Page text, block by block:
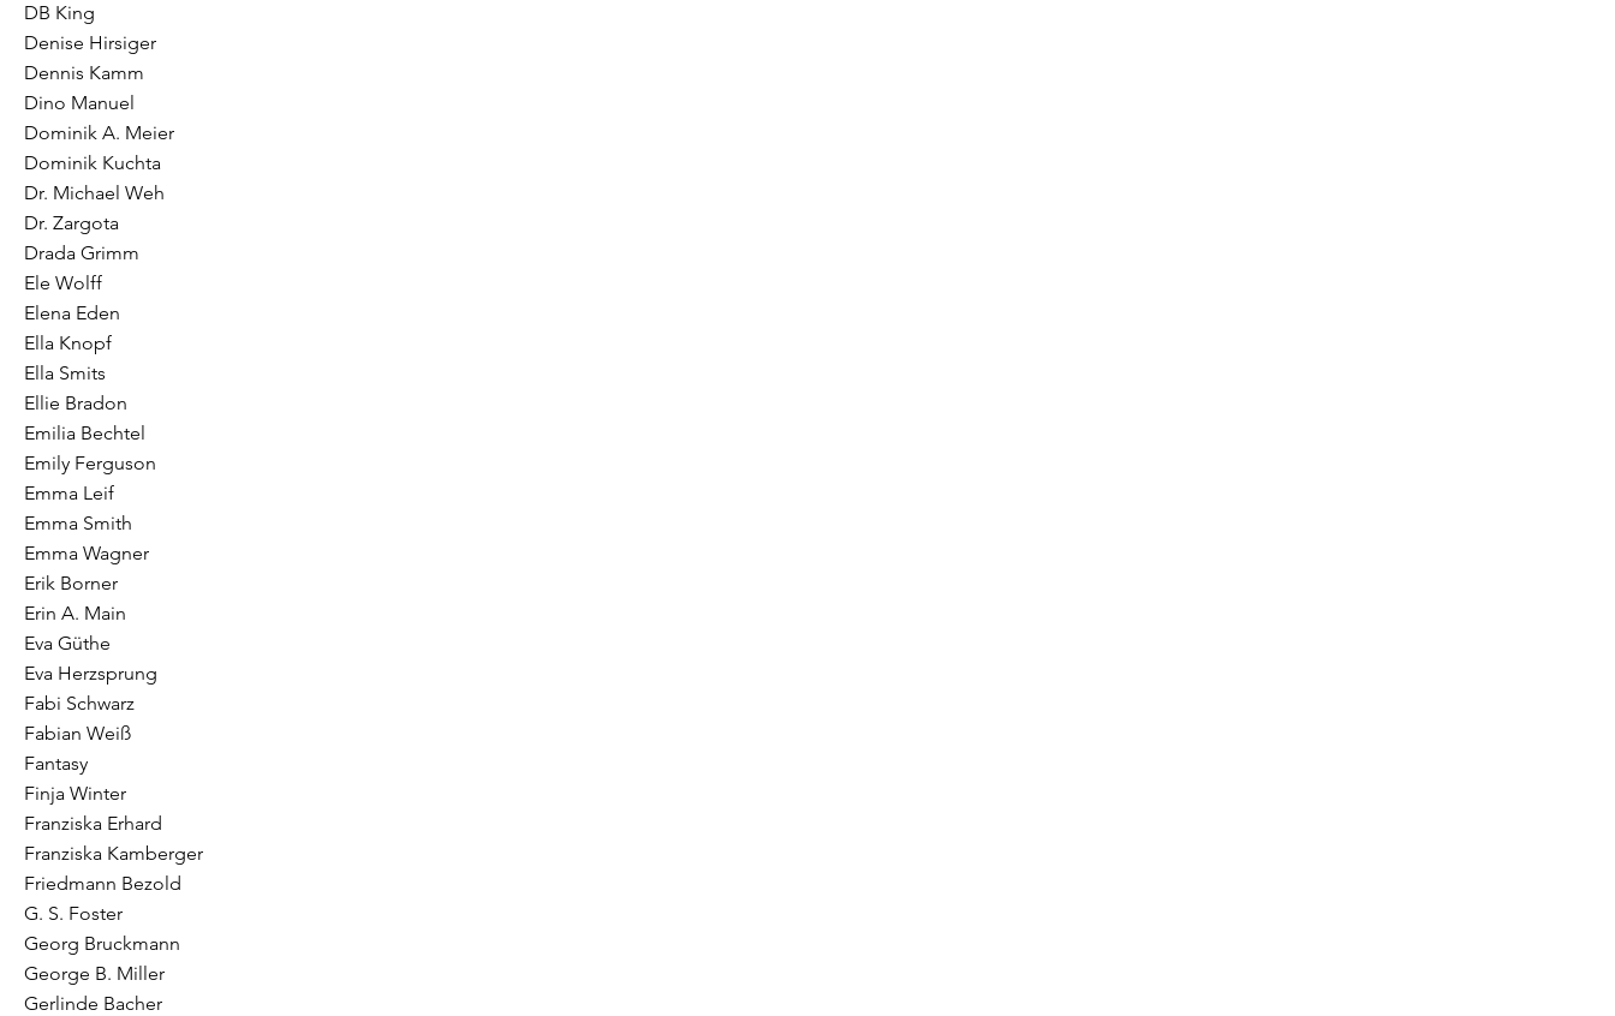
DB King
Denise Hirsiger
Dennis Kamm
Dino Manuel
Dominik A. Meier
Dominik Kuchta
Dr. Michael Weh
Dr. Zargota
Drada Grimm
Ele Wolff
Elena Eden
Ella Knopf
Ella Smits
Ellie Bradon
Emilia Bechtel
Emily Ferguson
Emma Leif
Emma Smith
Emma Wagner
Erik Borner
Erin A. Main
Eva Güthe
Eva Herzsprung
Fabi Schwarz
Fabian Weiß
Fantasy
Finja Winter
Franziska Erhard
Franziska Kamberger
Friedmann Bezold
G. S. Foster
Georg Bruckmann
George B. Miller
Gerlinde Bacher